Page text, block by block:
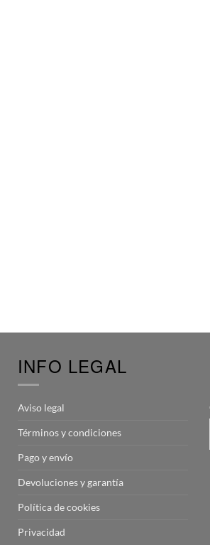
INFO LEGAL
Aviso legal
Términos y condiciones
Pago y envío
Devoluciones y garantía
Política de cookies
Privacidad